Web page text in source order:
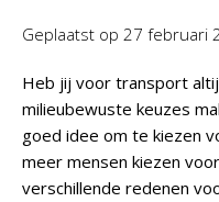
Geplaatst op 27 februari
Heb jij voor transport
milieubewuste keuzes
goed idee om te kiezen
meer mensen kiezen
verschillende redenen